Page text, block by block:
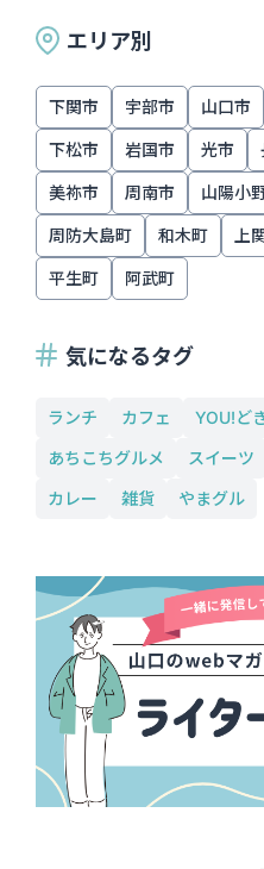
エリア別
下関市 宇部市 山口市
下松市 岩国市 光市
美祢市 周南市 山陽小
周防大島町 和木町 上
平生町 阿武町
気になるタグ
ランチ カフェ YOU!ど
あちこちグルメ
スイーツ
カレー
雑貨 やまグル